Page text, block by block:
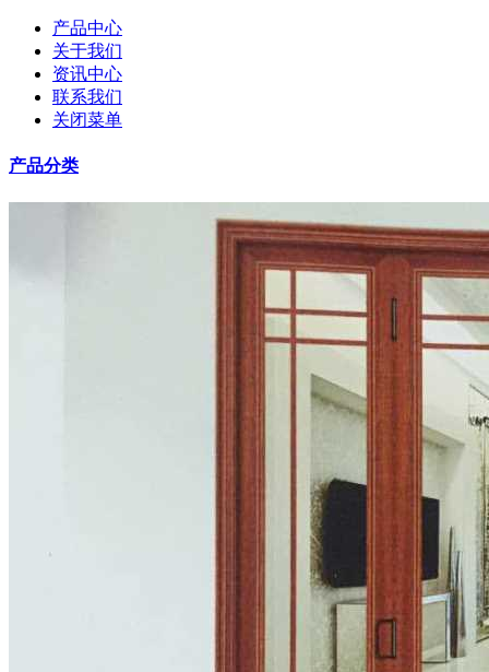
产品中心
关于我们
资讯中心
联系我们
关闭菜单
产品分类